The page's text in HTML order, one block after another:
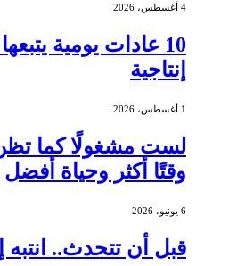
4 أغسطس، 2026
10 عادات يومية
إنتاجية
1 أغسطس، 2026
وقتًا أكثر وحياة أفضل
6 يونيو، 2026
قبل أن تتحدث..